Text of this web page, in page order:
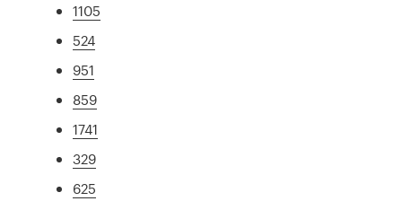
1105
524
951
859
1741
329
625